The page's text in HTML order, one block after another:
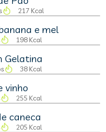
217 Kcal
e mel
198 Kcal
Gelatina
38 Kcal
vinho
255 Kcal
caneca
205 Kcal